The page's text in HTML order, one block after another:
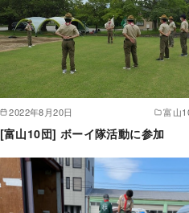
2022年8月20日 富山
[富山10団] ボーイ隊活動に参加